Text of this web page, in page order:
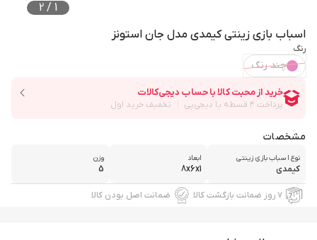
1
/
2
اسباب بازی زینتی کیمدی مدل جان استونز
رنگ
چند رنگ
مشخصات
نوع اسباب بازی زینتی
کیمدی
ابعاد
8x6x1
وزن
5
۷ روز ضمانت بازگشت کالا ضمانت اصل بودن کالا